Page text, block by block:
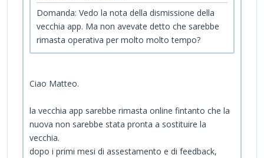
Domanda: Vedo la nota della dismissione della
vecchia app. Ma non avevate detto che sarebbe
rimasta operativa per molto molto tempo?
Ciao Matteo.
la vecchia app sarebbe rimasta online fintanto che la
nuova non sarebbe stata pronta a sostituire la
vecchia.
dopo i primi mesi di assestamento e di feedback,